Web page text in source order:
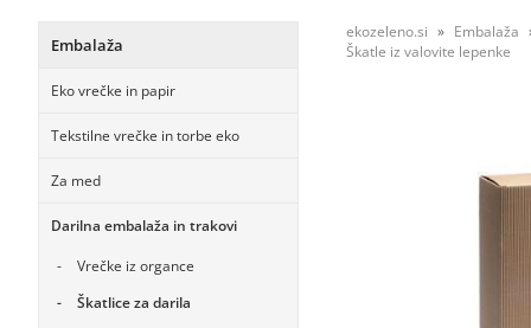
Embalaža
Eko vrečke in papir
Tekstilne vrečke in torbe eko
Za med
Darilna embalaža in trakovi
Vrečke iz organce
Škatlice za darila
ekozeleno.si
Embalaža
Škatle iz valovite lepenke